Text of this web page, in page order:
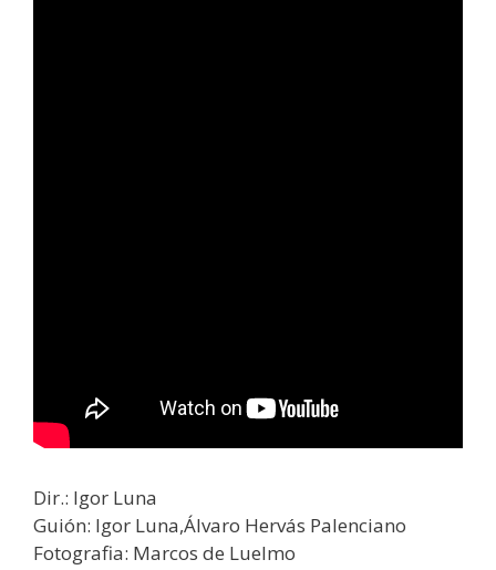
Dir.: Igor Luna
Guión: Igor Luna,Álvaro Hervás Palenciano
Fotografia: Marcos de Luelmo